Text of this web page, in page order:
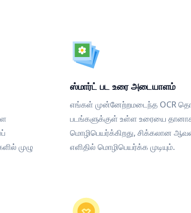
முழு
ஸ்மார்ட் பட உரை அடையாளம்
எங்கள் முன்னேற்றமடைந்த OCR
படங்களுக்குள் உள்ள உரையை
மொழிபெயர்க்கிறது, சிக்கலான
எளிதில் மொழிபெயர்க்க முடியும்.